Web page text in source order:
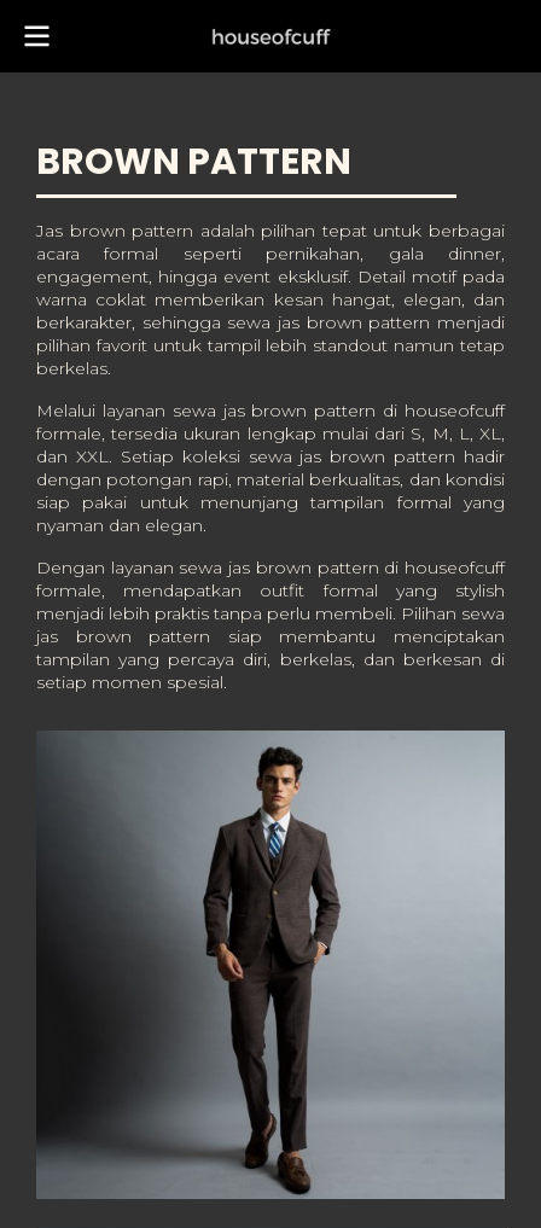
BROWN PATTERN
Jas brown pattern adalah pilihan tepat untuk berbagai
acara formal seperti pernikahan, gala dinner,
engagement, hingga event eksklusif. Detail motif pada
warna coklat memberikan kesan hangat, elegan, dan
berkarakter, sehingga sewa jas brown pattern menjadi
pilihan favorit untuk tampil lebih standout namun tetap
berkelas.
Melalui layanan sewa jas brown pattern di houseofcuff
formale, tersedia ukuran lengkap mulai dari S, M, L, XL,
dan XXL. Setiap koleksi sewa jas brown pattern hadir
dengan potongan rapi, material berkualitas, dan kondisi
siap pakai untuk menunjang tampilan formal yang
nyaman dan elegan.
Dengan layanan sewa jas brown pattern di houseofcuff
formale, mendapatkan outfit formal yang stylish
menjadi lebih praktis tanpa perlu membeli. Pilihan sewa
jas brown pattern siap membantu menciptakan
tampilan yang percaya diri, berkelas, dan berkesan di
setiap momen spesial.